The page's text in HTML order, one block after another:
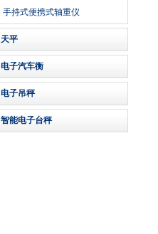
手持式便携式轴重仪
天平
电子汽车衡
电子吊秤
智能电子台秤